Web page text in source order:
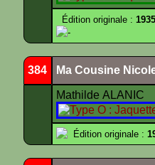
Édition originale :1935
-
384 Ma Cousine
Mathilde ALANIC
Édition originale :